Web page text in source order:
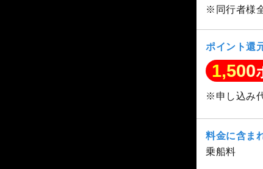
※同行者様
ポイント還
1,500
※申し込み
料金に含ま
乗船料